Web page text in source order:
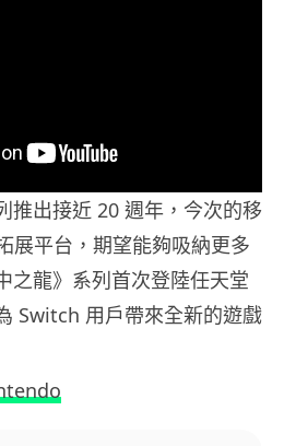
推出接近 20 週年，今次的移
展平台，期望能夠吸納更多
之龍》系列首次登陸任天堂
Switch 用戶帶來全新的遊戲